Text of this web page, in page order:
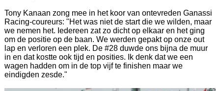
Tony Kanaan zong mee in het koor van ontevreden Ganassi
Racing-coureurs: "Het was niet de start die we wilden, maar
we nemen het. Iedereen zat zo dicht op elkaar en het ging
om de positie op de baan. We werden gepakt op onze out
lap en verloren een plek. De #28 duwde ons bijna de muur
in en dat kostte ook tijd en posities. Ik denk dat we een
wagen hadden om in de top vijf te finishen maar we
eindigden zesde."